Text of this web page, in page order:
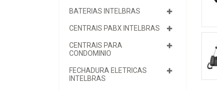
BATERIAS INTELBRAS
CENTRAIS PABX INTELBRAS
CENTRAIS PARA
CONDOMINIO
FECHADURA ELETRICAS
INTELBRAS